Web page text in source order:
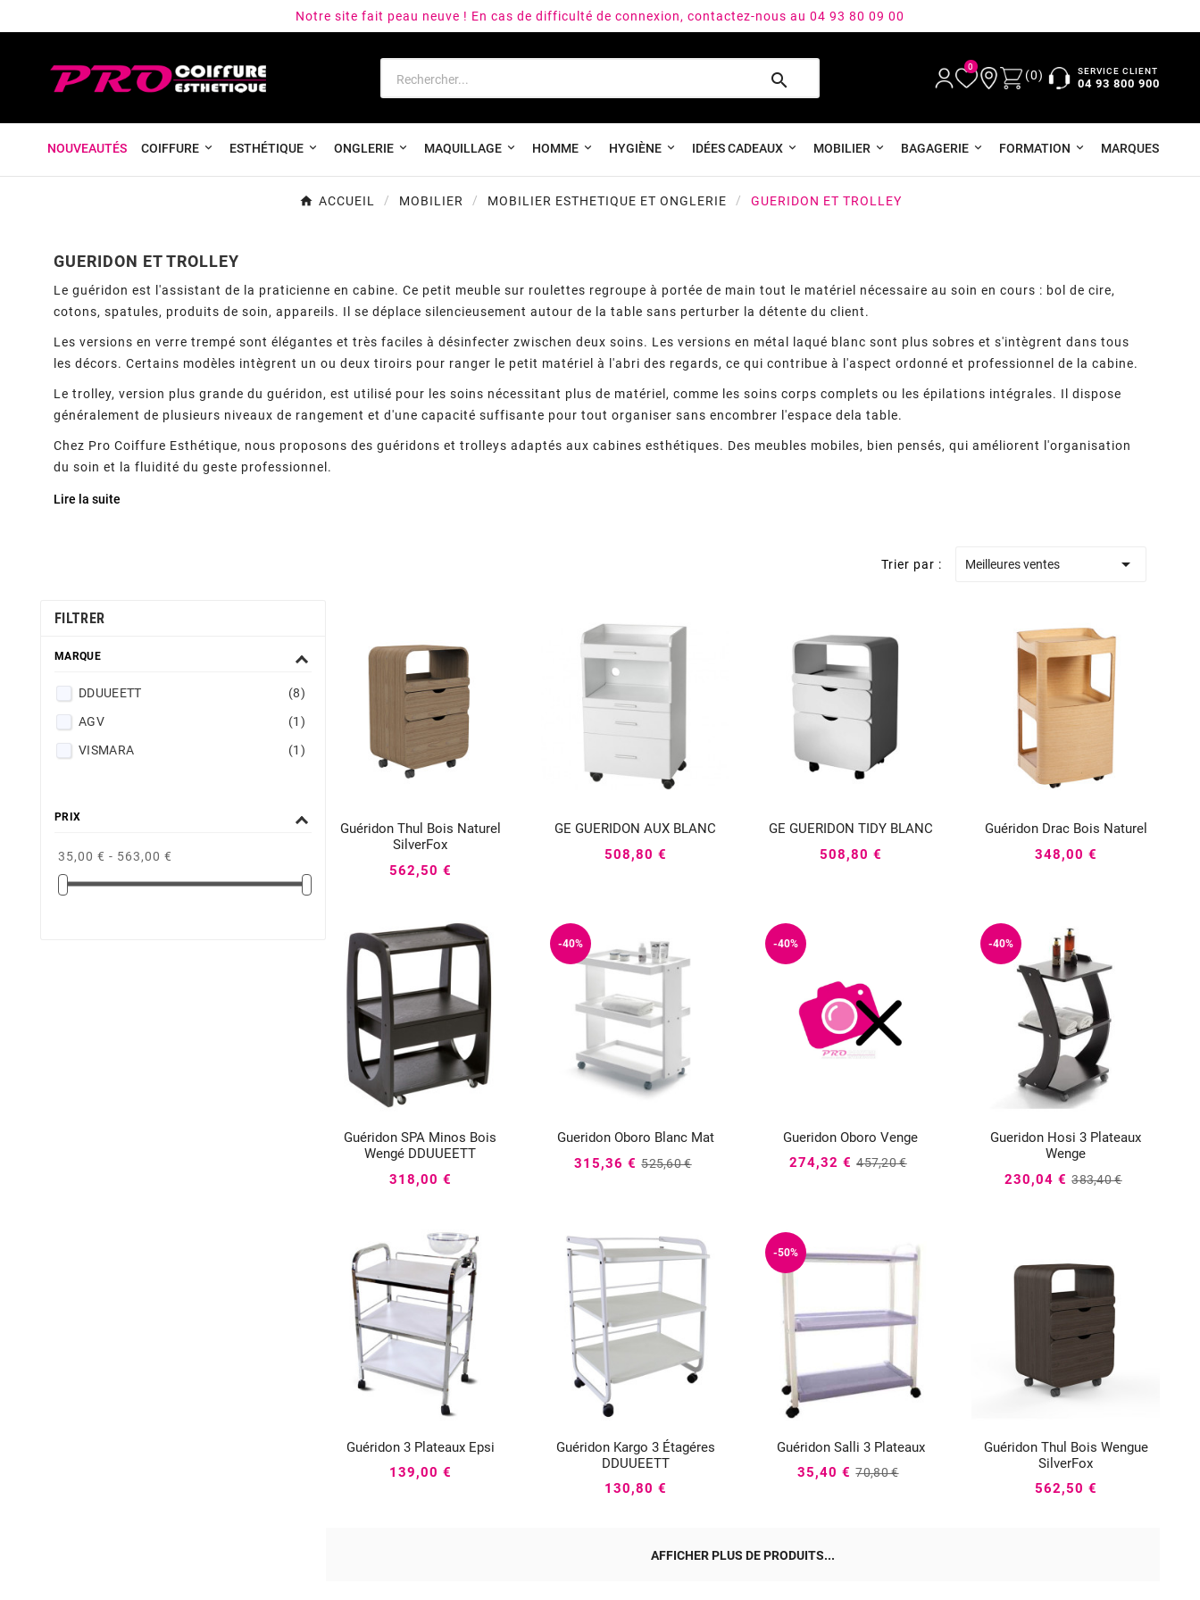
Notre site fait peau neuve ! En cas de difficulté de connexion, contactez-nous au 04 93 80 09 00

0
(0) SERVICE CLIENT
04 93 800 900
NOUVEAUTÉS COIFFURE ESTHÉTIQUE ONGLERIE MAQUILLAGE HOMME HYGIÈNE IDÉES CADEAUX MOBILIER BAGAGERIE FORMATION MARQUES
ACCUEIL MOBILIER MOBILIER ESTHETIQUE ET ONGLERIE GUERIDON ET TROLLEY
GUERIDON ET TROLLEY
Le guéridon est l'assistant de la praticienne en cabine. Ce petit meuble sur roulettes regroupe à portée de main tout le matériel nécessaire au soin en cours : bol de cire,
cotons, spatules, produits de soin, appareils. Il se déplace silencieusement autour de la table sans perturber la détente du client.
Les versions en verre trempé sont élégantes et très faciles à désinfecter zwischen deux soins. Les versions en métal laqué blanc sont plus sobres et s'intègrent dans tous
les décors. Certains modèles intègrent un ou deux tiroirs pour ranger le petit matériel à l'abri des regards, ce qui contribue à l'aspect ordonné et professionnel de la cabine.
Le trolley, version plus grande du guéridon, est utilisé pour les soins nécessitant plus de matériel, comme les soins corps complets ou les épilations intégrales. Il dispose
généralement de plusieurs niveaux de rangement et d'une capacité suffisante pour tout organiser sans encombrer l'espace dela table.
Chez Pro Coiffure Esthétique, nous proposons des guéridons et trolleys adaptés aux cabines esthétiques. Des meubles mobiles, bien pensés, qui améliorent l'organisation
du soin et la fluidité du geste professionnel.
Lire la suite
Trier par : Meilleures ventes 
FILTRER
MARQUE
DDUUEETT
(8)
AGV
(1)
VISMARA
(1)
PRIX
35,00 € - 563,00 €
Guéridon Thul Bois Naturel
SilverFox

562,50 €
GE GUERIDON AUX BLANC
508,80 €
GE GUERIDON TIDY BLANC
508,80 €
Guéridon Drac Bois Naturel
348,00 €
Guéridon SPA Minos Bois
Wengé DDUUEETT
  
318,00 €
-40%
Gueridon Oboro Blanc Mat
315,36 € 525,60 €
-40%
Gueridon Oboro Venge

274,32 € 457,20 €
-40%
Gueridon Hosi 3 Plateaux
Wenge

230,04 € 383,40 €
Guéridon 3 Plateaux Epsi
139,00 €
Guéridon Kargo 3 Étagéres
DDUUEETT
 
130,80 €
-50%
Guéridon Salli 3 Plateaux
35,40 € 70,80 €
Guéridon Thul Bois Wengue
SilverFox

562,50 €
AFFICHER PLUS DE PRODUITS...